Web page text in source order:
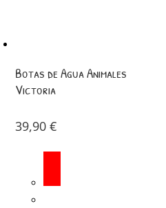
Botas de Agua Animales
Victoria
39,90 €